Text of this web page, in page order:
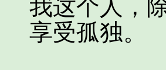
我这个人，
享受孤独。